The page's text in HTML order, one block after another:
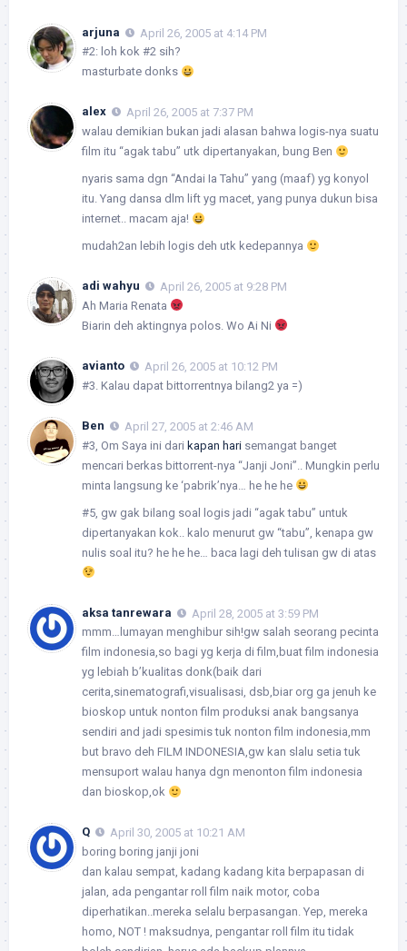
arjuna
April 26, 2005 at 4:14 PM
#2: loh kok #2 sih?
masturbate donks
alex
April 26, 2005 at 7:37 PM
walau demikian bukan jadi alasan bahwa logis-nya suatu
film itu “agak tabu” utk dipertanyakan, bung Ben
nyaris sama dgn “Andai Ia Tahu” yang (maaf) yg konyol
itu. Yang dansa dlm lift yg macet, yang punya dukun bisa
internet.. macam aja!
mudah2an lebih logis deh utk kedepannya
adi wahyu
April 26, 2005 at 9:28 PM
Ah Maria Renata
Biarin deh aktingnya polos. Wo Ai Ni
avianto
April 26, 2005 at 10:12 PM
#3. Kalau dapat bittorrentnya bilang2 ya =)
Ben
April 27, 2005 at 2:46 AM
#3, Om Saya ini dari kapan hari semangat banget
mencari berkas bittorrent-nya “Janji Joni”.. Mungkin perlu
minta langsung ke ‘pabrik’nya… he he he
#5, gw gak bilang soal logis jadi “agak tabu” untuk
dipertanyakan kok.. kalo menurut gw “tabu”, kenapa gw
nulis soal itu? he he he… baca lagi deh tulisan gw di atas
aksa tanrewara
April 28, 2005 at 3:59 PM
mmm…lumayan menghibur sih!gw salah seorang pecinta
film indonesia,so bagi yg kerja di film,buat film indonesia
yg lebiah b’kualitas donk(baik dari
cerita,sinematografi,visualisasi, dsb,biar org ga jenuh ke
bioskop untuk nonton film produksi anak bangsanya
sendiri and jadi spesimis tuk nonton film indonesia,mm
but bravo deh FILM INDONESIA,gw kan slalu setia tuk
mensuport walau hanya dgn menonton film indonesia
dan bioskop,ok
Q
April 30, 2005 at 10:21 AM
boring boring janji joni
dan kalau sempat, kadang kadang kita berpapasan di
jalan, ada pengantar roll film naik motor, coba
diperhatikan..mereka selalu berpasangan. Yep, mereka
homo, NOT ! maksudnya, pengantar roll film itu tidak